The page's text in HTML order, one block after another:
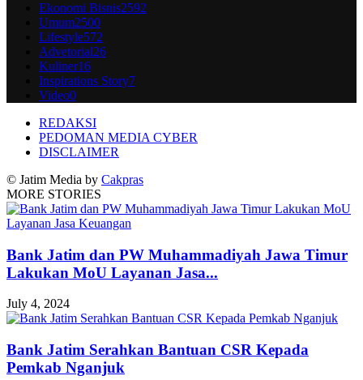
Ekonomi Bisnis2592
Umum2500
Lifestyle572
Advetorial26
Kuliner16
Inspirations Story7
Video0
REDAKSI
PEDOMAN MEDIA CYBER
DISCLAIMER
© Jatim Media by Cakpras
MORE STORIES
Bank Jatim dan PW Muhammadiyah Jawa Timur
Lakukan MoU Layanan Jasa...
July 4, 2024
Bank Jatim Serahkan Bantuan CSR Kepada
Pemkab Nganjuk